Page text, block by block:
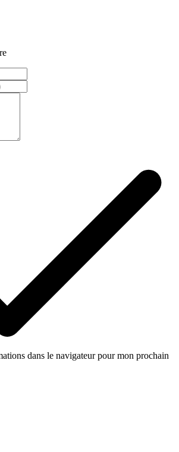
dans le navigateur pour mon prochain